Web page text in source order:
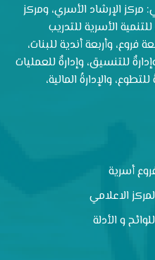
قطاعًا هي: مركز الإرشاد الأسري، ومركز
الأسرية للتدريب
فروع، وأربعة أندية للبنات،
للتنسيق، وإدارةٌ للعمليات
والإدارةُ المالية،
أسرية
الاعلامي
و الأدلة